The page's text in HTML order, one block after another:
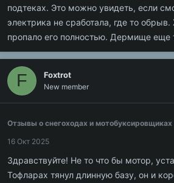
подтеках. Это можно увидеть, если
электрика не сработала, где то
пропало его полностью. Дермище еще
F Foxtrot
New member
Отзывы о снегоходах и
16 Окт 2025
Здравствуйте! Не то что бы мотор,
Тофларах тянул длинную базу, он и